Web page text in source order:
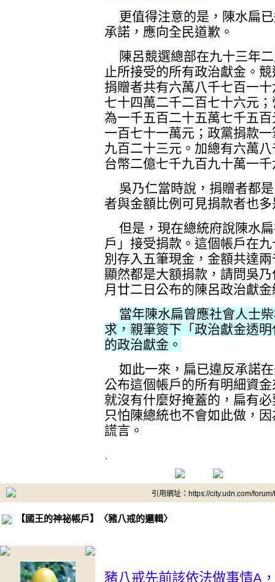
更值得注意的是，陳水扁
承諾，應向全民道歉。
陳呂競選總部在九十三年
止所接受的所有政治獻金。
捐贈者共有六萬八千七百一
七十四萬二千二百七十六元
為一千五百二十五萬七千五
一百七十一萬元；政黨捐款
九百二十三元。加總有六萬
台幣二億七千九百九十萬一
吳乃仁當時說，捐贈者都
者與金額比例可見捐款者也
但是，現在總統府說陳水
戶」接受捐款。這個帳戶在
別存入五筆現金，金額共達
顯然都是大額捐款，請問吳
月廿二日公布的陳呂政治獻
當年陳水扁曾應社會人士
求，親筆簽下「政治獻金透
的政治獻金。
如此一來，扁已違反承諾
公布這個帳戶的所有明細資
就沒有什麼好掩蓋的，扁有
只怕陳總統也不會如此做，
謊言。
.
引用網址：https://city.udn.com/
【國王的神祕帳戶】〈豬八戒的邏輯〉
豬八戒先前該依法做事情A